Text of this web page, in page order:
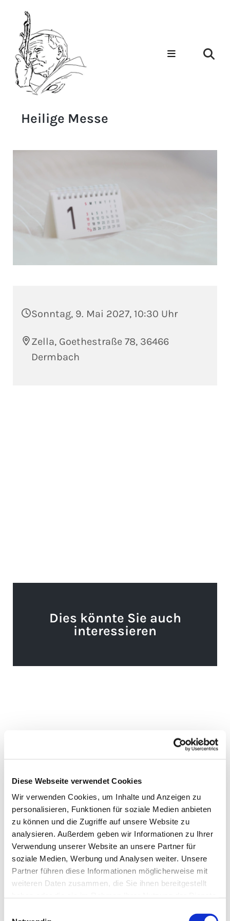
Diese Webseite verwendet Cookies
Wir verwenden Cookies, um Inhalte und Anzeigen zu
personalisieren, Funktionen für soziale Medien anbieten
zu können und die Zugriffe auf unsere Website zu
analysieren. Außerdem geben wir Informationen zu Ihrer
Verwendung unserer Website an unsere Partner für
soziale Medien, Werbung und Analysen weiter. Unsere
Partner führen diese Informationen möglicherweise mit
weiteren Daten zusammen, die Sie ihnen bereitgestellt
Heilige Messe
Sonntag, 9. Mai 2027, 10:30 Uhr
Zella, Goethestraße 78, 36466
Dermbach
Dies könnte Sie auch
interessieren